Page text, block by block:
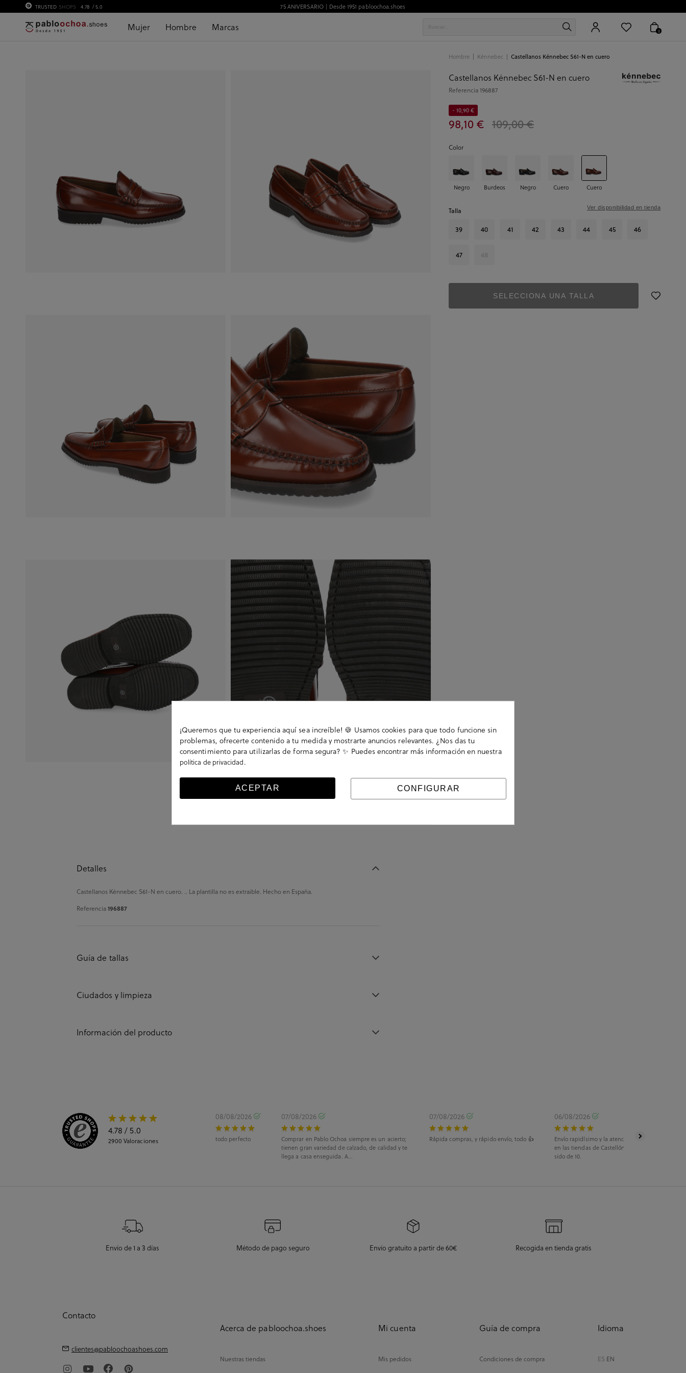
TRUSTED SHOPS 4.78 / 5.0 75 ANIVERSARIO | Desde 1951 pabloochoa.shoes
Mujer Hombre Marcas 0
Hombre Kénnebec Castellanos Kénnebec S61-N en cuero
Castellanos Kénnebec S61-N en cuero
Referencia 196887
98,10 € 109,00 €
- 10,90 €
Color
Negro Burdeos Negro Cuero Cuero
Talla
39 40 41 42 43 44 45 46
47 48
Ver disponibilidad en tienda
SELECCIONA UNA TALLA
Detalles
Castellanos Kénnebec S61-N en cuero. .. La plantilla no es extraible. Hecho en España.
Referencia196887
Guía de tallas
Ciudados y limpieza
Información del producto
4.78 / 5.0
2900 Valoraciones
08/08/2026
todo perfecto
07/08/2026
Comprar en Pablo Ochoa siempre es un acierto;
tienen gran variedad de calzado, de calidad y te
llega a casa enseguida. A...
07/08/2026
Rápida compras, y rápido envío, todo 👍
06/08/2026
Envío rapidísimo y la atención telefónica, tanto
en las tiendas de Castellón como Salamanca ha
sido de 10.
Envío de 1 a 3 días Método de pago seguro Envío gratuito a partir de 60€ Recogida en tienda gratis
Contacto
clientes@pabloochoashoes.com
Acerca de pabloochoa.shoes
Nuestras tiendas
Mi cuenta
Mis pedidos
Guía de compra
Condiciones de compra
Idioma
ES EN
¡Queremos que tu experiencia aquí sea increíble! 🍪 Usamos cookies para que todo funcione sin
problemas, ofrecerte contenido a tu medida y mostrarte anuncios relevantes. ¿Nos das tu
consentimiento para utilizarlas de forma segura? ✨ Puedes encontrar más información en nuestra
política de privacidad.
ACEPTAR CONFIGURAR